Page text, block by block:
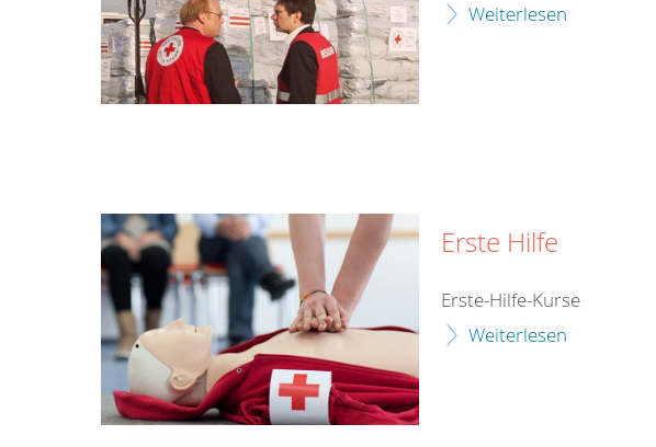
Weiterlesen
Erste Hilfe
Erste-Hilfe-Kurse
Weiterlesen